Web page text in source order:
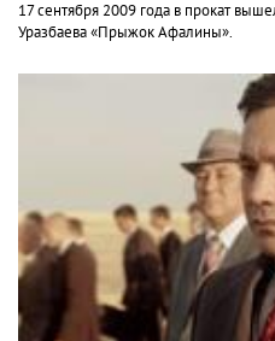
17 cентября 2009 года в прокат
Уразбаева «Прыжок Афалины».